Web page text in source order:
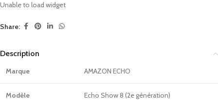
Unable to load widget
Share:
Description
Marque AMAZON ECHO
Modèle Echo Show 8 (2e génération)